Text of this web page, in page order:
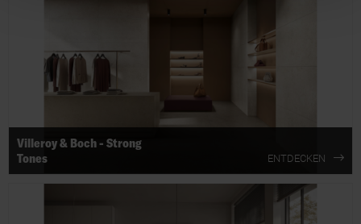
Villeroy & Boch - Strong
Tones
ENTDECKEN